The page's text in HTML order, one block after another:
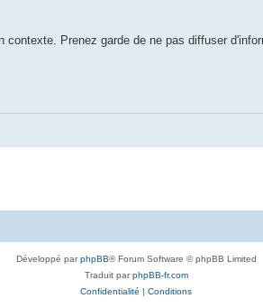
Prenez garde de ne pas diffuser
Développé parphpBB® Forum Software © phpBB Limited
Traduit parphpBB-fr.com
Confidentialité | Conditions